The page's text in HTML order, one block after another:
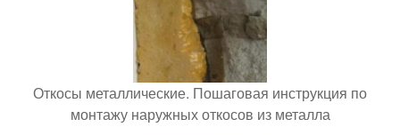
Откосы металлические. Пошаговая инструкция по
монтажу наружных откосов из металла